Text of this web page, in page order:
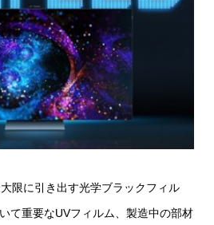
限に引き出す光学ブラックフィル
て重要なUVフィルム、製造中の部材